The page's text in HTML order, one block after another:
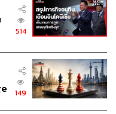
514
149